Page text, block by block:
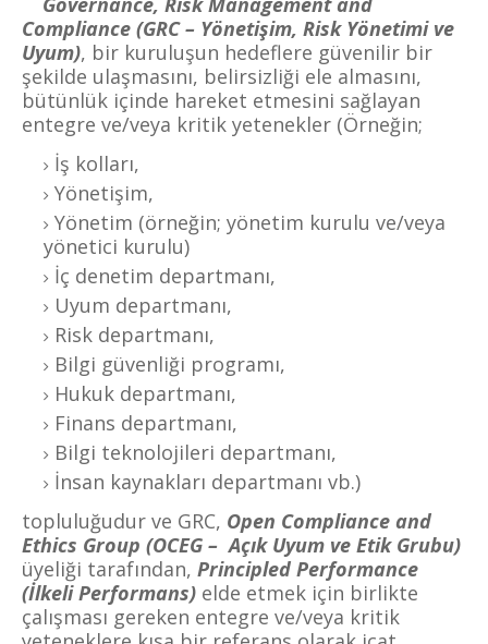
Compliance (GRC – Yönetişim, Risk Yönetimi ve
Uyum), bir kuruluşun hedeflere güvenilir bir
şekilde ulaşmasını, belirsizliği ele almasını,
bütünlük içinde hareket etmesini sağlayan
entegre ve/veya kritik yetenekler (Örneğin;
İş kolları,
Yönetişim,
Yönetim (örneğin; yönetim kurulu ve/veya
yönetici kurulu)
İç denetim departmanı,
Uyum departmanı,
Risk departmanı,
Bilgi güvenliği programı,
Hukuk departmanı,
Finans departmanı,
Bilgi teknolojileri departmanı,
İnsan kaynakları departmanı vb.)
topluluğudur ve GRC, Open Compliance and
Ethics Group (OCEG – Açık Uyum ve Etik Grubu)
üyeliği tarafından, Principled Performance
(İlkeli Performans) elde etmek için birlikte
çalışması gereken entegre ve/veya kritik